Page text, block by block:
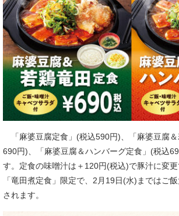
「麻婆豆腐定食」(税込590円)、「麻婆豆腐
690円)、「麻婆豆腐＆ハンバーグ定食」(税込
す。定食の味噌汁は＋120円(税込)で豚汁に変更
「竜田煮定食」限定で、2月19日(水)まではご
されます。